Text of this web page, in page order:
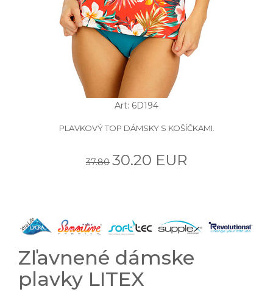
Art: 6D194
PLAVKOVÝ TOP DÁMSKY S KOŠÍČKAMI.
37.80 30.20 EUR
Zľavnené dámske
plavky LITEX